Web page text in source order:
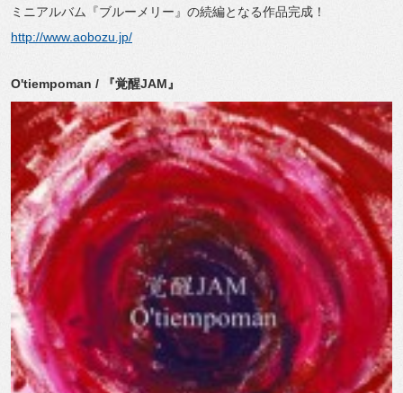
ミニアルバム『ブルーメリー』の続編となる作品完成！
http://www.aobozu.jp/
O'tiempoman / 『覚醒JAM』